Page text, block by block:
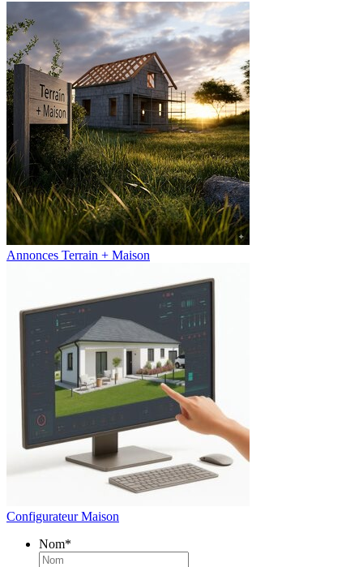
Annonces Terrain + Maison
Configurateur Maison
Nom*